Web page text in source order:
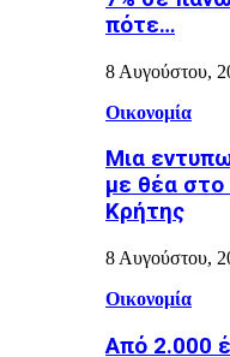
πότε…
8 Αυγούστου,
Οικονομία
Μια
με θέα στο
Κρήτης
8 Αυγούστου,
Οικονομία
Από 2.000